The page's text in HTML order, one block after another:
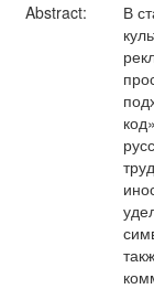
Abstract:
В